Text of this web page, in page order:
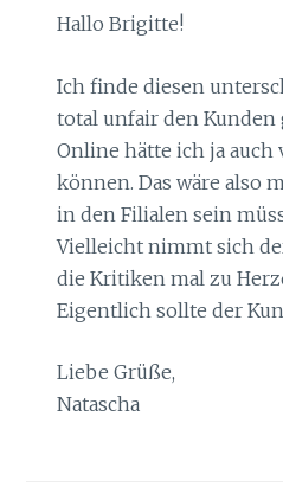
Hallo Brigitte!
Ich finde diesen
total unfair den Kunden
Online hätte ich ja auch
können. Das wäre also
in den Filialen sein
Vielleicht nimmt sich
die Kritiken mal zu
Eigentlich sollte der
Liebe Grüße,
Natascha